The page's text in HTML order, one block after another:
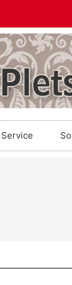
Service